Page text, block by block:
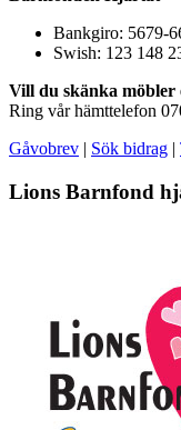
Bankgiro: 5679-
Swish: 123 148
Vill du skänka möbler
Ring vår hämttelefon
Gåvobrev | Sök bidrag |
Lions Barnfond